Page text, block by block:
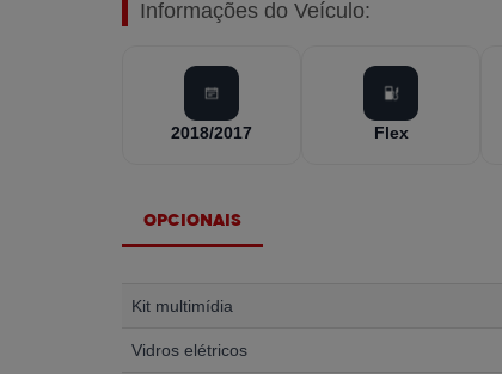
Informações do Veículo:
2018/2017 Flex
Opcionais
Kit multimídia
Vidros elétricos